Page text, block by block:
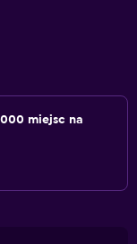
miejsc na